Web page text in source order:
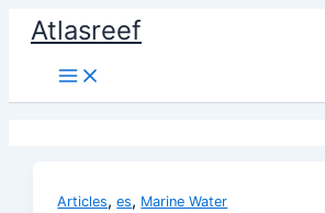
contenido
Atlasreef
Articles,es, Marine Water